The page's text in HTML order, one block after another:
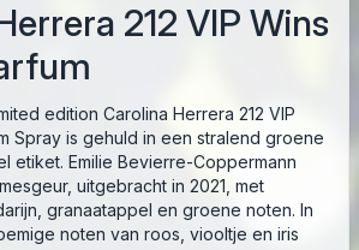
212 VIP Wins
edition Carolina Herrera 212 VIP
Spray is gehuld in een stralend groene
etiket. Emilie Bevierre-Coppermann
uitgebracht in 2021, met
granaatappel en groene noten. In
noten van roos, viooltje en iris